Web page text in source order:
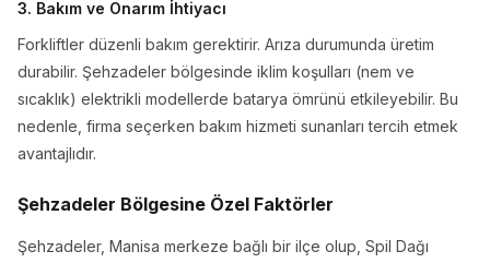
3. Bakım ve Onarım İhtiyacı
Forkliftler düzenli bakım gerektirir. Arıza durumunda üretim
durabilir. Şehzadeler bölgesinde iklim koşulları (nem ve
sıcaklık) elektrikli modellerde batarya ömrünü etkileyebilir. Bu
nedenle, firma seçerken bakım hizmeti sunanları tercih etmek
avantajlıdır.
Şehzadeler Bölgesine Özel Faktörler
Şehzadeler, Manisa merkeze bağlı bir ilçe olup, Spil Dağı